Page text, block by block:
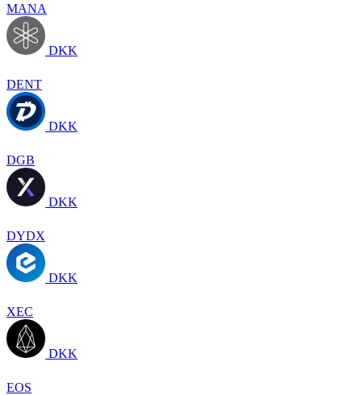
MANA
DKK
DENT
DKK
DGB
DKK
DYDX
DKK
XEC
DKK
EOS